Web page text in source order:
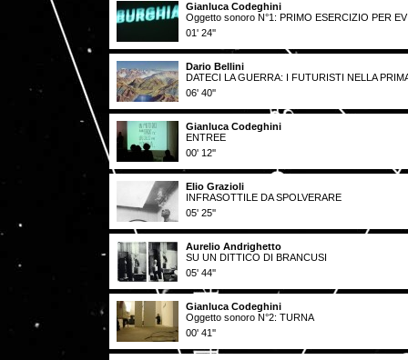
Gianluca Codeghini
Oggetto sonoro N°1: PRIMO ESERCIZIO PER
01' 24''
Dario Bellini
DATECI LA GUERRA: I FUTURISTI NELLA
06' 40''
Gianluca Codeghini
ENTREE
00' 12''
Elio Grazioli
INFRASOTTILE DA SPOLVERARE
05' 25''
Aurelio Andrighetto
SU UN DITTICO DI BRANCUSI
05' 44''
Gianluca Codeghini
Oggetto sonoro N°2: TURNA
00' 41''